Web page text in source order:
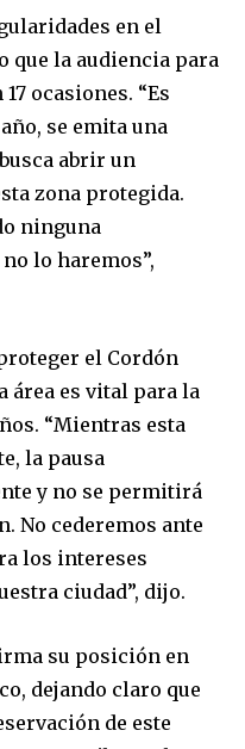
of
address on our website
worry, we respect
Your information is
.
en el
que la audiencia para
ocasiones. “Es
se emita una
abrir un
zona protegida.
ninguna
lo haremos”,
el Cordón
área es vital para la
“Mientras esta
la pausa
y no se permitirá
No cederemos ante
los intereses
ciudad”, dijo.
su posición en
dejando claro que
de este